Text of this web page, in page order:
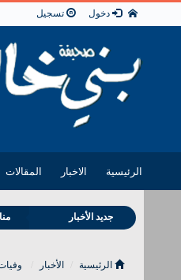
دخول تسجيل
الرئيسية الاخبار المقالات
جديد الأخبار
الرئيسية الأخبار